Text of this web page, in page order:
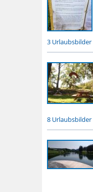
3 Urlaubsbilder
8 Urlaubsbilder